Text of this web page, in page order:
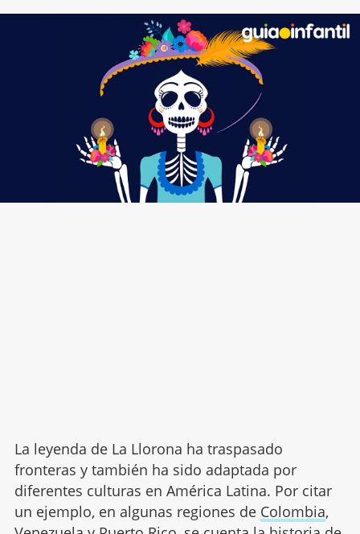
La leyenda de La Llorona ha traspasado
fronteras y también ha sido adaptada por
diferentes culturas en América Latina. Por citar
un ejemplo, en algunas regiones de Colombia,